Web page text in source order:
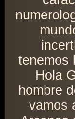
tenemos
Hola
hombre
vamos